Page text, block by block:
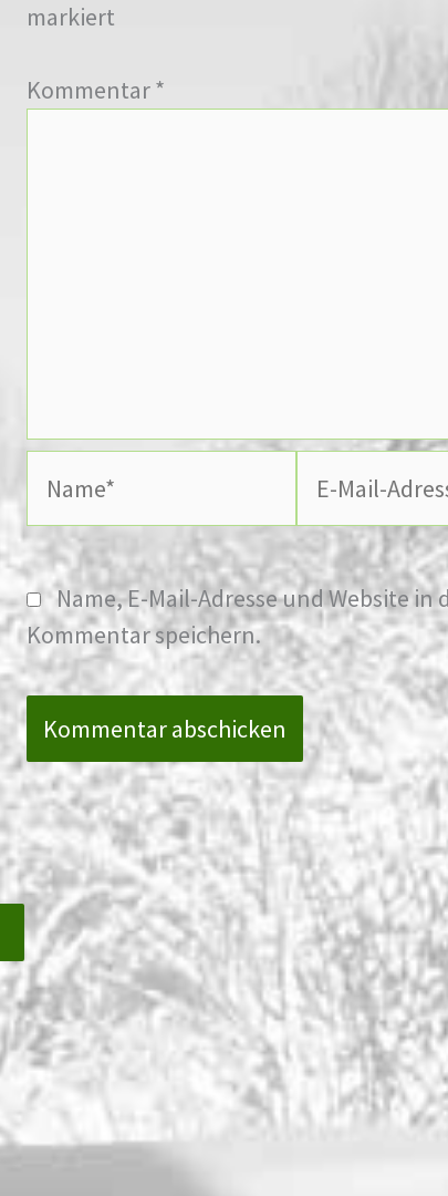
markiert
Kommentar*
Mail-
Adresse*
Name, E-Mail-Adresse und Website
Kommentar speichern.